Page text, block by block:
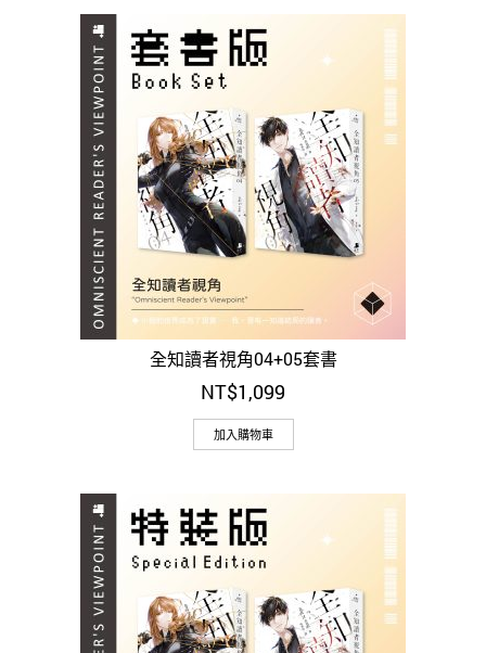
全知讀者視角04+05套書
NT$1,099
加入購物車